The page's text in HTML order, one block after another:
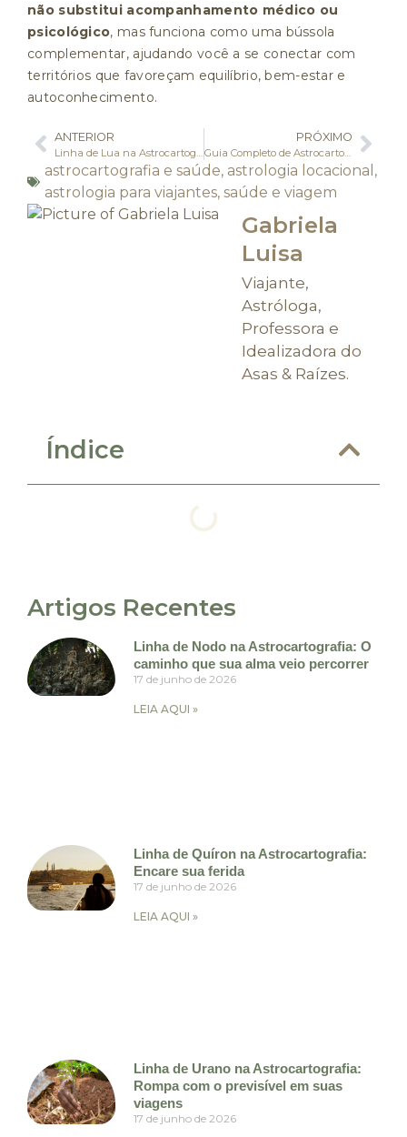
não substitui acompanhamento médico ou
psicológico, mas funciona como uma bússola
complementar, ajudando você a se conectar com
territórios que favoreçam equilíbrio, bem-estar e
autoconhecimento.
ANTERIOR
Linha de Lua na Astrocartografia: Emoção, Intuição e Pertencimento
PRÓXIMO
Guia Completo de Astrocartografia para Iniciantes
astrocartografia e saúde, astrologia locacional ,
astrologia para viajantes, saúde e viagem
Gabriela
Luisa
Viajante,
Astróloga,
Professora e
Idealizadora do
Asas & Raízes.
Índice
Artigos Recentes
Linha de Nodo na Astrocartografia: O
caminho que sua alma veio percorrer
17 de junho de 2026
LEIA AQUI »
Linha de Quíron na Astrocartografia:
Encare sua ferida
17 de junho de 2026
LEIA AQUI »
Linha de Urano na Astrocartografia:
Rompa com o previsível em suas
viagens
17 de junho de 2026